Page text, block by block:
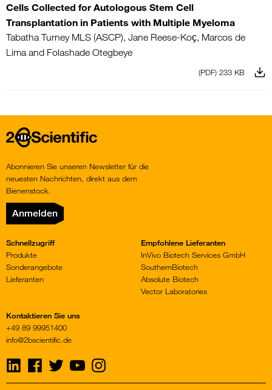
Cells Collected for Autologous Stem Cell
Transplantation in Patients with Multiple Myeloma
Tabatha Turney MLS (ASCP), Jane Reese-Koҫ, Marcos de
Lima and Folashade Otegbeye
(PDF) 233 KB
Home
Abonnieren Sie unseren Newsletter für die
neuesten Nachrichten, direkt aus dem
Bienenstock.
Anmelden
Schnellzugriff
Produkte
Sonderangebote
Lieferanten
Empfohlene Lieferanten
InVivo Biotech Services GmbH
SouthernBiotech
Absolute Biotech
Vector Laboratories
Kontaktieren Sie uns
+49 89 99951400
info@2bscientific.de
Visit
on
Visit
on
Visit
us
on
Visit
us
on
Visit
us
on